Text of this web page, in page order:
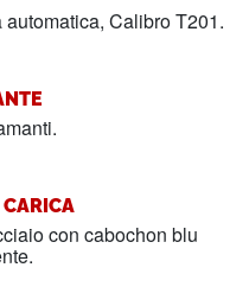
Calibro T201.
con cabochon blu